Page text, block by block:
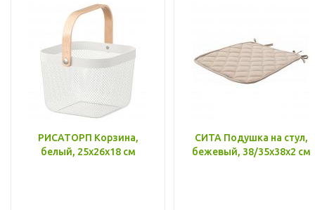
РИСАТОРП Корзина,
белый, 25x26x18 см
СИТА Подушка на стул,
бежевый, 38/35x38x2 см